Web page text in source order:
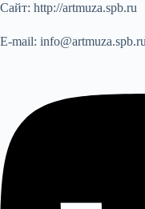
Сайт: http://artmuza.spb.ru
E-mail: